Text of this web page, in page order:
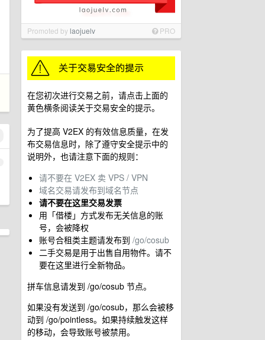
Promoted bylaojuelv PRO
在您初次进行交易之前，请点击上面的
黄色横条阅读关于交易安全的提示。
为了提高 V2EX 的有效信息质量，在发
布交易信息时，除了遵守安全提示中的
说明外，也请注意下面的规则：
请不要在 V2EX 卖 VPS / VPN
域名交易请发布到域名节点
请不要在这里交易发票
用「借楼」方式发布无关信息的账
号，会被降权
账号合租类主题请发布到 /go/cosub
二手交易是用于出售自用物件。请不
要在这里进行全新物品。
拼车信息请发到 /go/cosub 节点。
如果没有发送到 /go/cosub，那么会被移
动到 /go/pointless。如果持续触发这样
的移动，会导致账号被禁用。